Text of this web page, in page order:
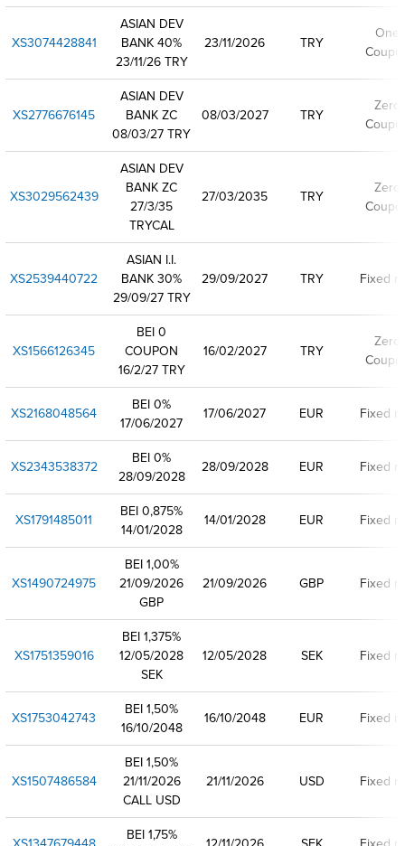
XS3074428841
ASIAN DEV
BANK 40%
23/11/26 TRY
23/11/2026 TRY
One
XS2776676145
ASIAN DEV
BANK ZC
08/03/27 TRY
08/03/2027 TRY
Zero
XS3029562439
ASIAN DEV
BANK ZC
27/3/35
TRYCAL
27/03/2035 TRY
Zero
XS2539440722
ASIAN I.I.
BANK 30%
29/09/27 TRY
29/09/2027 TRY Fixed
XS1566126345
BEI 0
COUPON
16/2/27 TRY
16/02/2027 TRY
Zero
XS2168048564
BEI 0%
17/06/2027
17/06/2027 EUR Fixed
XS2343538372
BEI 0%
28/09/2028
28/09/2028 EUR Fixed
XS1791485011
BEI 0,875%
14/01/2028
14/01/2028 EUR Fixed
XS1490724975
BEI 1,00%
21/09/2026
GBP
21/09/2026 GBP Fixed
XS1751359016
BEI 1,375%
12/05/2028
SEK
12/05/2028 SEK Fixed
XS1753042743
BEI 1,50%
16/10/2048
16/10/2048 EUR Fixed
XS1507486584
BEI 1,50%
21/11/2026
CALL USD
21/11/2026 USD Fixed
BEI 1,75%